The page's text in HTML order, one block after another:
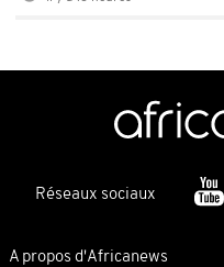
Réseaux sociaux
A propos d'Africanews